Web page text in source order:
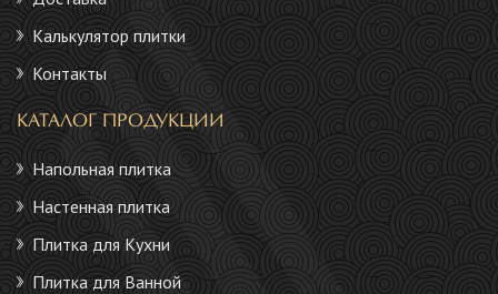
Калькулятор плитки
Контакты
КАТАЛОГ ПРОДУКЦИИ
Напольная плитка
Настенная плитка
Плитка для Кухни
Плитка для Ванной